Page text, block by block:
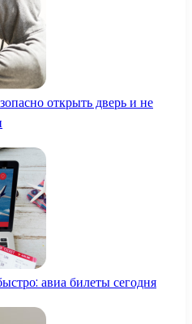
открыть дверь и не
авиа билеты сегодня